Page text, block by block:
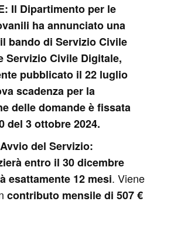
Il Dipartimento per le
ha annunciato una
bando di Servizio Civile
Servizio Civile Digitale,
pubblicato il 22 luglio
scadenza per la
delle domande è fissata
del 3 ottobre 2024.
del Servizio:
entro il 30 dicembre
esattamente 12 mesi. Viene
contributo mensile di 507 €